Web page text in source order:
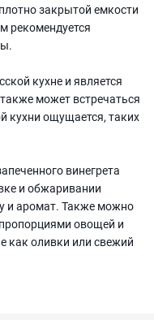
закрытой емкости
рекомендуется
кухне и является
может встречаться
кухни ощущается, таких
винегрета
и обжаривании
и аромат. Также можно
овощей и
как оливки или свежий